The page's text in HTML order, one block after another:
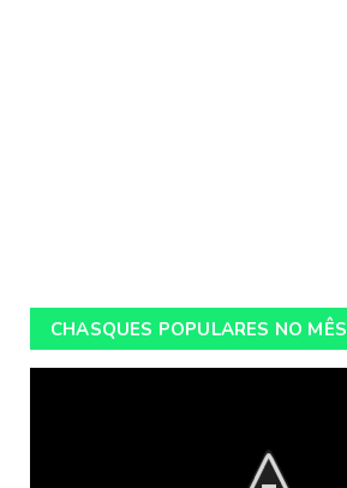
CHASQUES POPULARES NO MÊS